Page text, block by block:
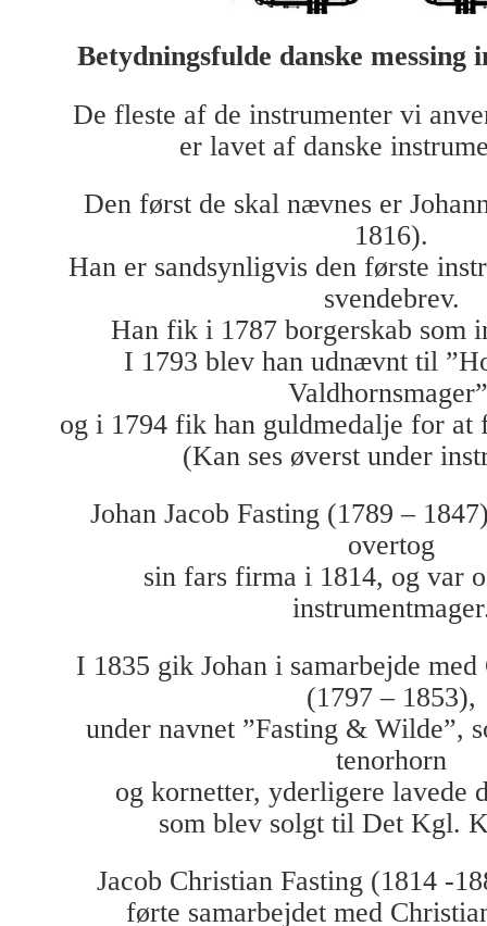
Betydningsfulde danske messing
De fleste af de instrumenter vi
er lavet af danske
Den først de skal nævnes er
1816).
Han er sandsynligvis den første
svendebrev.
Han fik i 1787 borgerskab som
I 1793 blev han udnævnt til
og i 1794 fik han guldmedalje for at
(Kan ses øverst under
Johan Jacob Fasting (1789 –
overtog
sin fars firma i 1814, og var
I 1835 gik Johan i samarbejde
(1797 – 1853),
under navnet ”Fasting & Wilde”,
tenorhorn
og kornetter, yderligere lavede
som blev solgt til Det Kgl.
Jacob Christian Fasting (1814 -
førte samarbejdet med